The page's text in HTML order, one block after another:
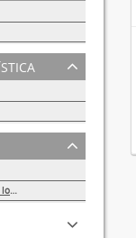
1
1
Unión Internacional de Todos los Amigos (VITA-México)